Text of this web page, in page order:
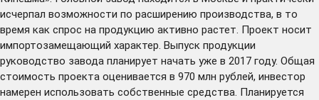
исчерпал возможности по расширению производства, в то
время как спрос на продукцию активно растет. Проект носит
импортозамещающий характер. Выпуск продукции
руководство завода планирует начать уже в 2017 году. Общая
стоимость проекта оценивается в 970 млн рублей, инвестор
намерен использовать собственные средства. Планируется